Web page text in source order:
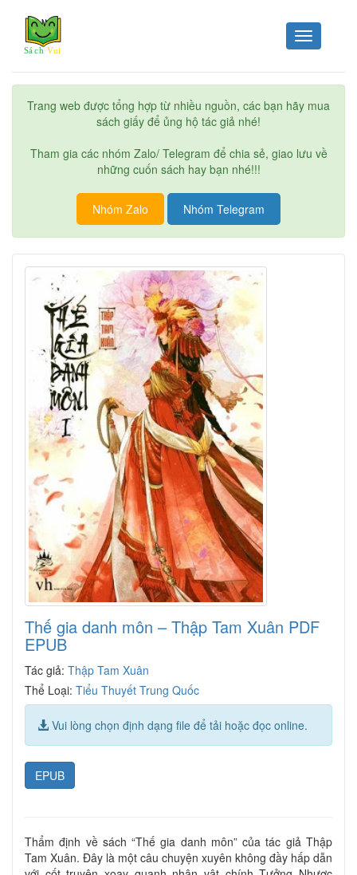
Toggle
navigation
Trang web được tổng hợp từ nhiều nguồn, các bạn hãy mua
sách giấy để ủng hộ tác giả nhé!
Tham gia các nhóm Zalo/ Telegram để chia sẻ, giao lưu về
những cuốn sách hay bạn nhé!!!
Nhóm Zalo Nhóm Telegram
Thế gia danh môn – Thập Tam Xuân PDF
EPUB
Tác giả: Thập Tam Xuân
Thể Loại: Tiểu Thuyết Trung Quốc
Vui lòng chọn định dạng file để tải hoặc đọc online.
EPUB
Thẩm định về sách “Thế gia danh môn” của tác giả Thập
Tam Xuân. Đây là một câu chuyện xuyên không đầy hấp dẫn